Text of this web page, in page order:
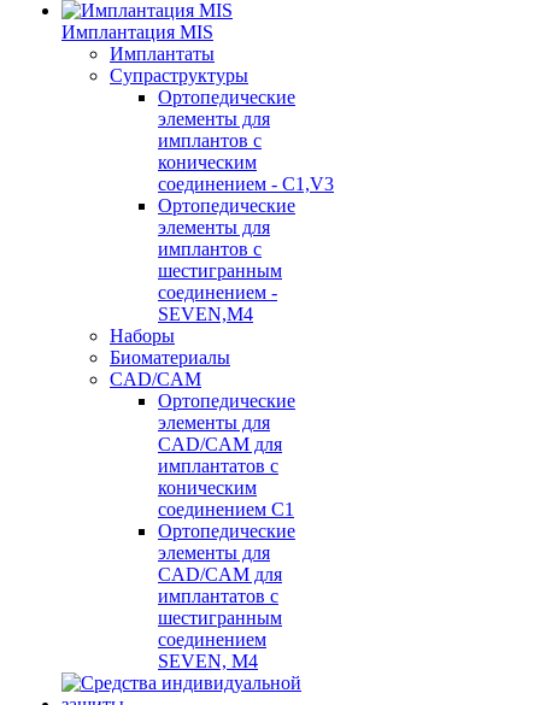
Имплантация MIS
Имплантаты
Супраструктуры
Ортопедические
элементы для
имплантов с
коническим
соединением - C1,V3
Ортопедические
элементы для
имплантов с
шестигранным
соединением -
SEVEN,M4
Наборы
Биоматериалы
CAD/CAM
Ортопедические
элементы для
CAD/CAM для
имплантатов с
коническим
соединением С1
Ортопедические
элементы для
CAD/CAM для
имплантатов с
шестигранным
соединением
SEVEN, М4